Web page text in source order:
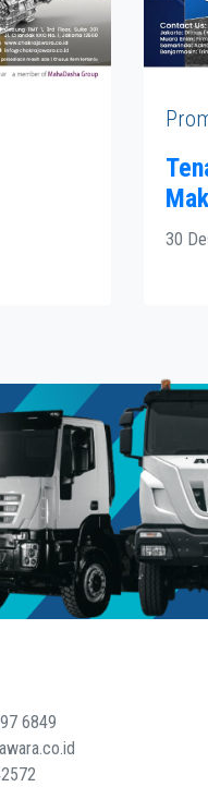
30
6849